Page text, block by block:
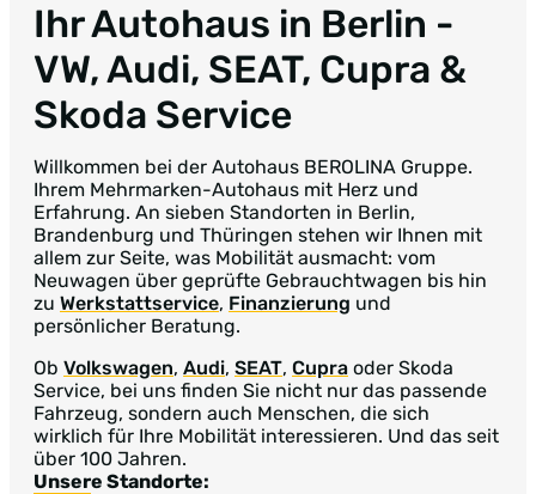
Ihr Autohaus in Berlin -
VW, Audi, SEAT, Cupra &
Skoda Service
Willkommen bei der Autohaus BEROLINA Gruppe.
Ihrem Mehrmarken-Autohaus mit Herz und
Erfahrung. An sieben Standorten in Berlin,
Brandenburg und Thüringen stehen wir Ihnen mit
allem zur Seite, was Mobilität ausmacht: vom
Neuwagen über geprüfte Gebrauchtwagen bis hin
zu Werkstattservice, Finanzierung und
persönlicher Beratung.
Ob Volkswagen, Audi, SEAT, Cupra oder Skoda
Service, bei uns finden Sie nicht nur das passende
Fahrzeug, sondern auch Menschen, die sich
wirklich für Ihre Mobilität interessieren. Und das seit
über 100 Jahren.
Unsere Standorte: